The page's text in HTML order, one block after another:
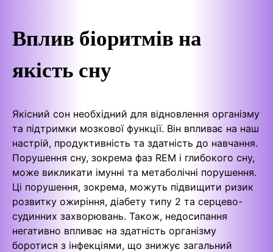
Вплив біоритмів на
якість сну
Якісний сон необхідний для відновлення організму
та підтримки мозкової функції. Він впливає на наш
настрій, продуктивність та здатність до навчання.
Порушення сну, зокрема фаз REM і глибокого сну,
може викликати імунні та метаболічні порушення.
Ці порушення, зокрема, можуть підвищити ризик
розвитку ожиріння, діабету типу 2 та серцево-
судинних захворювань. Також, недосипання
негативно впливає на здатність організму
боротися з інфекціями, що знижує загальний